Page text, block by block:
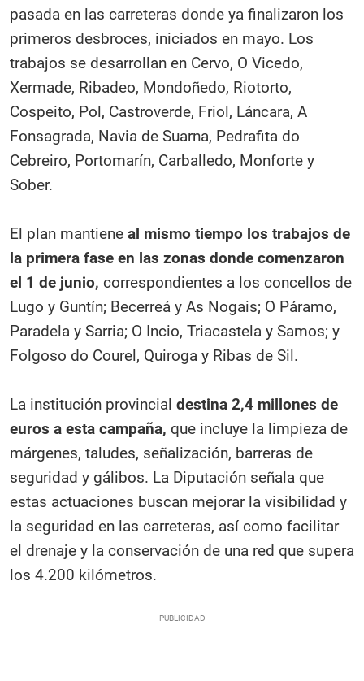
pasada en las carreteras donde ya finalizaron los
primeros desbroces, iniciados en mayo. Los
trabajos se desarrollan en Cervo, O Vicedo,
Xermade, Ribadeo, Mondoñedo, Riotorto,
Cospeito, Pol, Castroverde, Friol, Láncara, A
Fonsagrada, Navia de Suarna, Pedrafita do
Cebreiro, Portomarín, Carballedo, Monforte y
Sober.
El plan mantiene al mismo tiempo los trabajos de
la primera fase en las zonas donde comenzaron
el 1 de junio, correspondientes a los concellos de
Lugo y Guntín; Becerreá y As Nogais; O Páramo,
Paradela y Sarria; O Incio, Triacastela y Samos; y
Folgoso do Courel, Quiroga y Ribas de Sil.
La institución provincial destina 2,4 millones de
euros a esta campaña, que incluye la limpieza de
márgenes, taludes, señalización, barreras de
seguridad y gálibos. La Diputación señala que
estas actuaciones buscan mejorar la visibilidad y
la seguridad en las carreteras, así como facilitar
el drenaje y la conservación de una red que supera
los 4.200 kilómetros.